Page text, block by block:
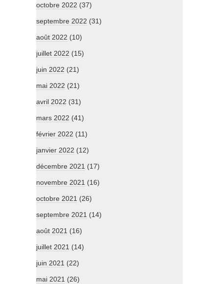
octobre 2022 (37)
septembre 2022 (31)
août 2022 (10)
juillet 2022 (15)
juin 2022 (21)
mai 2022 (21)
avril 2022 (31)
mars 2022 (41)
février 2022 (11)
janvier 2022 (12)
décembre 2021 (17)
novembre 2021 (16)
octobre 2021 (26)
septembre 2021 (14)
août 2021 (16)
juillet 2021 (14)
juin 2021 (22)
mai 2021 (26)